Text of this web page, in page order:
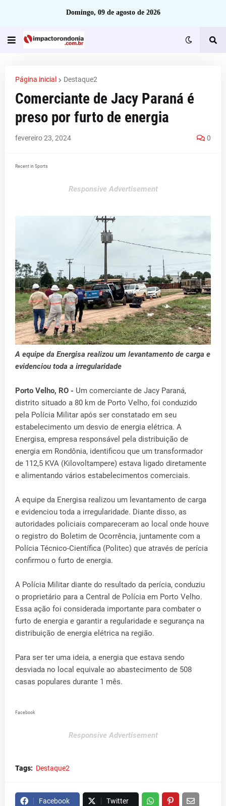
Domingo, 09 de agosto de 2026
Página inicial Destaque2
Comerciante de Jacy Paraná é
preso por furto de energia
fevereiro 23, 2024 0
Recent in Sports
Responsive Advertisement
A equipe da Energisa realizou um levantamento de carga e
evidenciou toda a irregularidade
Porto Velho, RO - Um comerciante de Jacy Paraná,
distrito situado a 80 km de Porto Velho, foi conduzido
pela Polícia Militar após ser constatado em seu
estabelecimento um desvio de energia elétrica. A
Energisa, empresa responsável pela distribuição de
energia em Rondônia, identificou que um transformador
de 112,5 KVA (Kilovoltampere) estava ligado diretamente
e alimentando vários estabelecimentos comerciais.
A equipe da Energisa realizou um levantamento de carga
e evidenciou toda a irregularidade. Diante disso, as
autoridades policiais compareceram ao local onde houve
o registro do Boletim de Ocorrência, juntamente com a
Polícia Técnico-Científica (Politec) que através de perícia
confirmou o furto de energia.
A Polícia Militar diante do resultado da perícia, conduziu
o proprietário para a Central de Polícia em Porto Velho.
Essa ação foi considerada importante para combater o
furto de energia e garantir a regularidade e segurança na
distribuição de energia elétrica na região.
Para ser ter uma ideia, a energia que estava sendo
desviada no local equivale ao abastecimento de 508
casas populares durante 1 mês.
Facebook
Responsive Advertisement
Tags: Destaque2
Facebook Twitter